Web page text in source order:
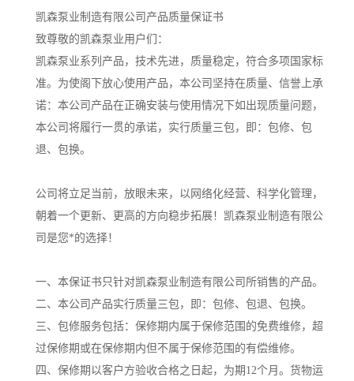
凯森泵业制造有限公司产品质量保证书
致尊敬的凯森泵业用户们：
凯森泵业系列产品，技术先进，质量稳定，符合多项国家标
准。为使阁下放心使用产品，本公司坚持在质量、信誉上承
诺：本公司产品在正确安装与使用情况下如出现质量问题，
本公司将履行一贯的承诺，实行质量三包，即：包修、包
退、包换。
公司将立足当前，放眼未来，以网络化经营、科学化管理，
朝着一个更新、更高的方向稳步拓展！凯森泵业制造有限公
司是您*的选择！
一、本保证书只针对凯森泵业制造有限公司所销售的产品。
二、本公司产品实行质量三包，即：包修、包退、包换。
三、包修服务包括：保修期内属于保修范围的免费维修，超
过保修期或在保修期内但不属于保修范围的有偿维修。
四、保修期以客户方验收合格之日起，为期12个月。货物运